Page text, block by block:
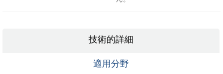
技術的詳細
適用分野